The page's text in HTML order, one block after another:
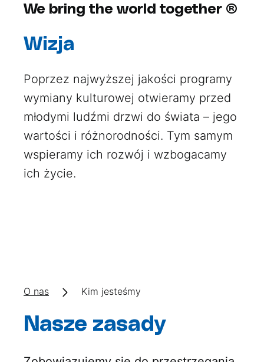
We bring the world together ®
Wizja
Poprzez najwyższej jakości programy
wymiany kulturowej otwieramy przed
młodymi ludźmi drzwi do świata – jego
wartości i różnorodności. Tym samym
wspieramy ich rozwój i wzbogacamy
ich życie.
O nas Kim jesteśmy
Nasze zasady